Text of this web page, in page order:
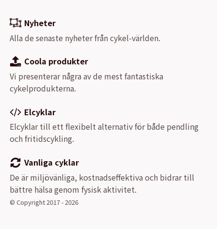
Nyheter
Alla de senaste nyheter från cykel-världen.
Coola produkter
Vi presenterar några av de mest fantastiska
cykelprodukterna.
Elcyklar
Elcyklar till ett flexibelt alternativ för både pendling
och fritidscykling.
Vanliga cyklar
De är miljövänliga, kostnadseffektiva och bidrar till
bättre hälsa genom fysisk aktivitet.
© Copyright 2017 - 2026